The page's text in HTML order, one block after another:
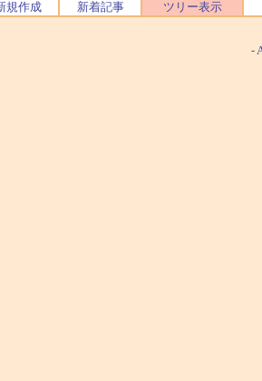
規作成 新着記事 ツリー表示
-